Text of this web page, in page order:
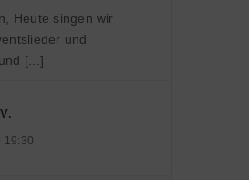
Heute singen wir
und
Mantras und [...]
19:30